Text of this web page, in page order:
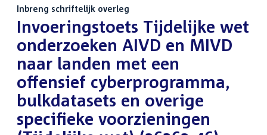
Inbreng schriftelijk overleg
:Invoeringstoets Tijdelijke wet
onderzoeken AIVD en MIVD
naar landen met een
offensief cyberprogramma,
bulkdatasets en overige
specifieke voorzieningen